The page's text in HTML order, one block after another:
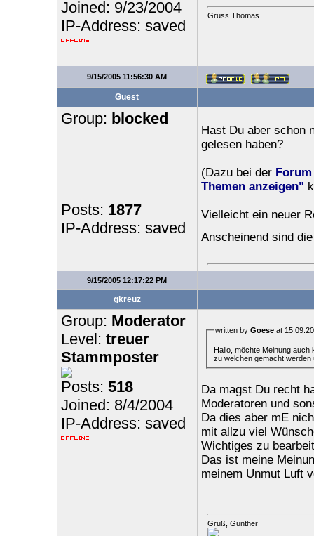
Joined: 9/23/2004
IP-Address: saved
Gruss Thomas
9/15/2005 11:56:30 AM
Guest
Group: blocked
Posts: 1877
IP-Address: saved
Hast Du aber schon
gelesen haben?
(Dazu bei der
Themen anzeigen"
Vielleicht ein neuer
Anscheinend sind
9/15/2005 12:17:22 PM
gkreuz
Group: Moderator
Level: treuer
Stammposter
Posts: 518
Joined: 8/4/2004
IP-Address: saved
written by Goeseat
Hallo, möchte Meinung auch kurz kundttun. Bei mir entsteht mehr und mehr der Eindruck, das Probleme die keine sind
zu welchen gemacht
Da magst Du recht
Moderatoren und
Da dies aber mE
mit allzu viel
Wichtiges zu
Das ist meine
meinem Unmut Luft
Gruß, Günther